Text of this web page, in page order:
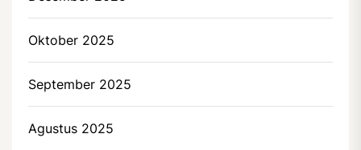
Oktober 2025
September 2025
Agustus 2025